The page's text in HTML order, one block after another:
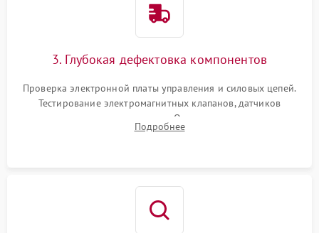
3. Глубокая дефектовка компонентов
Проверка электронной платы управления и силовых цепей.
Тестирование электромагнитных клапанов, датчиков
температуры и расходомера. Оценка степени износа
жерновов кофемолки, уплотнительных колец гидросистемы
Подробнее